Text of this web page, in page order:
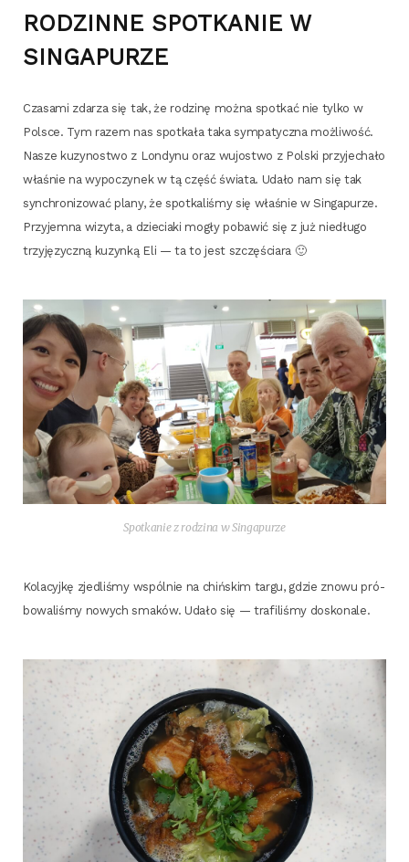
RODZINNE SPOTKANIE W
SINGAPURZE
Cza­sa­mi zda­rza się tak, że rodzi­nę moż­na spo­tkać nie tyl­ko w
Pol­sce. Tym razem nas spo­tka­ła taka sym­pa­tycz­na moż­li­wość.
Nasze kuzy­no­stwo z Lon­dy­nu oraz wujo­stwo z Pol­ski przy­je­cha­ło
wła­śnie na wypo­czy­nek w tą część świa­ta. Uda­ło nam się tak
syn­chro­ni­zo­wać pla­ny, że spo­tka­li­śmy się wła­śnie w Sin­ga­pu­rze.
Przy­jem­na wizy­ta, a dzie­cia­ki mogły poba­wić się z już nie­dłu­go
trzy­ję­zycz­ną kuzyn­ką Eli — ta to jest szczęściara 🙂
Spo­tka­nie z rodzi­na w Singapurze
Kola­cyj­kę zje­dli­śmy wspól­nie na chiń­skim tar­gu, gdzie zno­wu pró­
bo­wa­li­śmy nowych sma­ków. Uda­ło się — tra­fi­li­śmy doskonale.